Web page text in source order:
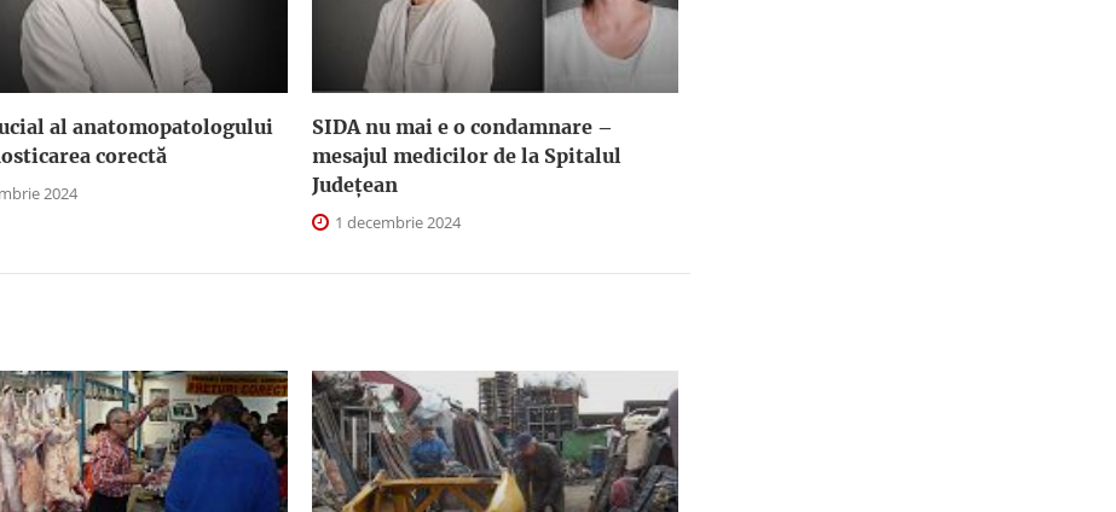
al anatomopatologului
corectă
2024
SIDA nu mai e o condamnare –
mesajul medicilor de la Spitalul
Județean
1 decembrie 2024